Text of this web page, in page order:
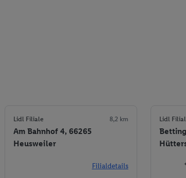
Lidl Filiale 8,2 km
Am Bahnhof 4, 66265
Heusweiler
Filialdetails
Lidl